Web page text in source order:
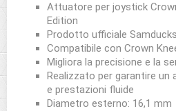
Attuatore per joystick
Edition
Prodotto ufficiale
Compatibile con Crown
Migliora la precisione e la
Realizzato per garantire
e prestazioni fluide
Diametro esterno: 16,1 mm